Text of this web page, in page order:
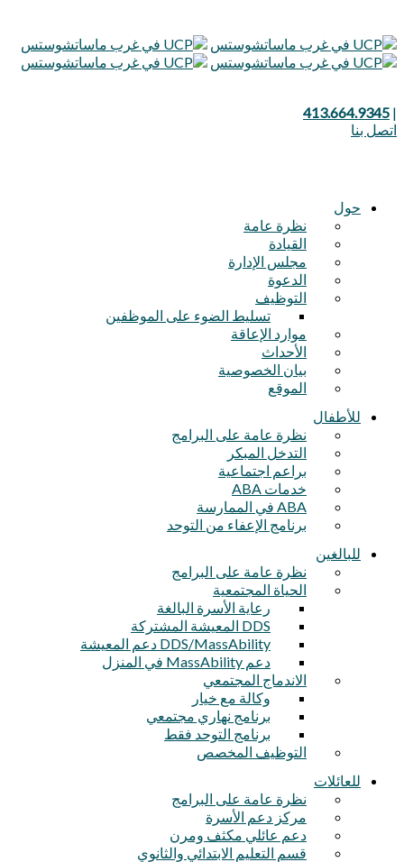
|
413.664.9345
اتصل بنا
حول
نظرة عامة
القيادة
مجلس الإدارة
الدعوة
التوظيف
تسليط الضوء على الموظفين
موارد الإعاقة
الأحداث
بيان الخصوصية
الموقع
للأطفال
نظرة عامة على البرامج
التدخل المبكر
براعم اجتماعية
خدمات ABA
ABA في الممارسة
برنامج الإعفاء من التوحد
للبالغين
نظرة عامة على البرامج
الحياة المجتمعية
رعاية الأسرة البالغة
DDS المعيشة المشتركة
DDS/MassAbility دعم المعيشة
دعم MassAbility في المنزل
الاندماج المجتمعي
وكالة مع خيار
برنامج نهاري مجتمعي
برنامج التوحد فقط
التوظيف المخصص
للعائلات
نظرة عامة على البرامج
مركز دعم الأسرة
دعم عائلي مكثف ومرن
قسم التعليم الابتدائي والثانوي